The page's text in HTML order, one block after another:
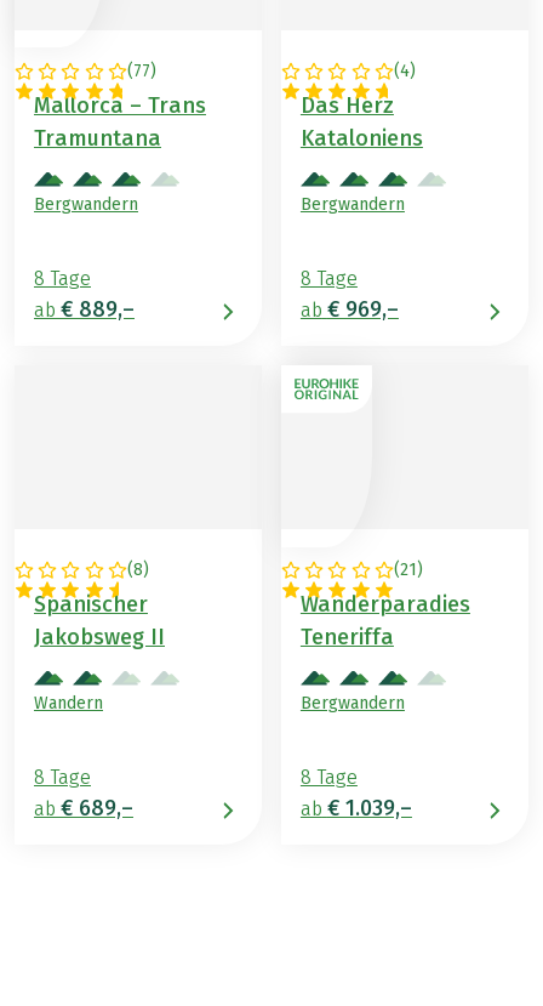
(77)
SPANIEN
Mallorca – Trans
Tramuntana
Bergwandern
8 Tage
ab € 889,–
(4)
SPANIEN
Das Herz
Kataloniens
Bergwandern
8 Tage
ab € 969,–
(8)
SPANIEN
Spanischer
Jakobsweg II
Wandern
8 Tage
ab € 689,–
(21)
SPANIEN
Wanderparadies
Teneriffa
Bergwandern
8 Tage
ab € 1.039,–